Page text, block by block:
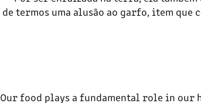
de termos uma alusão ao garfo, item que
Our food plays a fundamental role in our